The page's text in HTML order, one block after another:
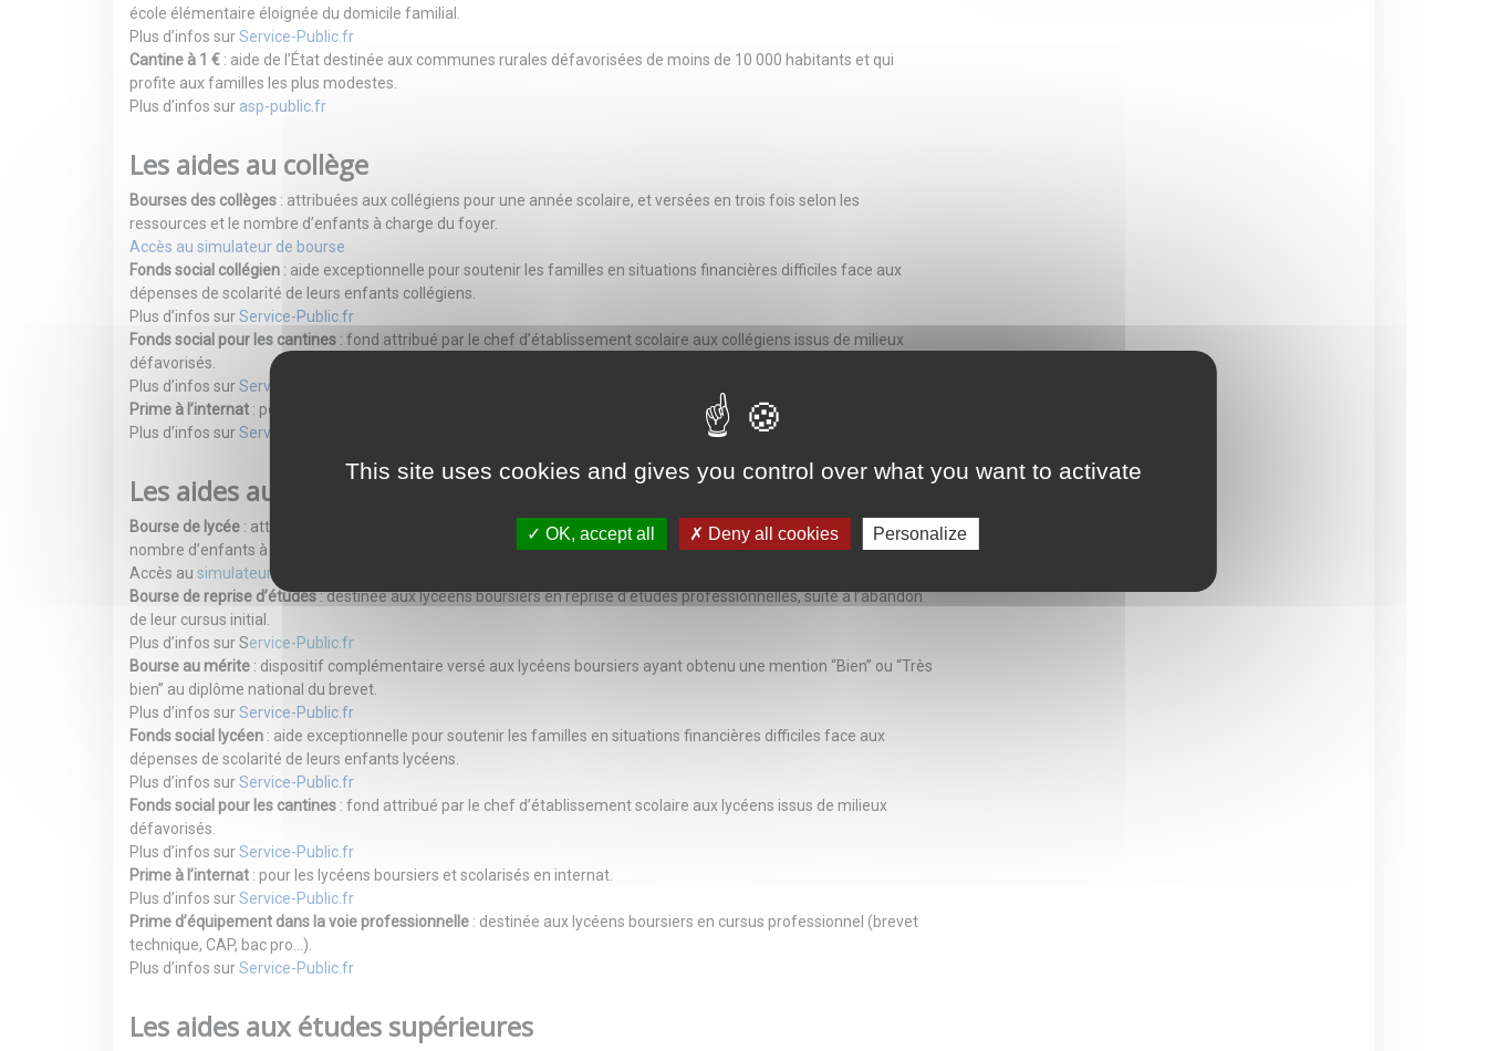
école élémentaire éloignée du domicile familial.
Plus d’infos surService-Public.fr
Cantine à 1 € : aide de l’État destinée aux communes rurales défavorisées de moins de 10 000 habitants et qui
profite aux familles les plus modestes.
Plus d’infos sur asp-public.fr
Les aides au collège
Bourses des collèges : attribuées aux collégiens pour une année scolaire, et versées en trois fois selon les
ressources et le nombre d’enfants à charge du foyer.
Accès au simulateur de bourse
Fonds social collégien : aide exceptionnelle pour soutenir les familles en situations financières difficiles face aux
dépenses de scolarité de leurs enfants collégiens.
Plus d’infos surService-Public.fr
Fonds social pour les cantines : fond attribué par le chef d’établissement scolaire aux collégiens issus de milieux
défavorisés.
Plus d’infos surService-Public.fr
Prime à l’internat : pour les collégiens boursiers et scolarisés en internat.
Plus d’infos surService-Public.fr
Les aides au lycée
Bourse de lycée : attribuée aux lycéens pour une année scolaire, et versée en trois fois selon les ressources et le
nombre d’enfants à charge du foyer.
Accès au simulateur de bourse
Bourse de reprise d’études: destinée aux lycéens boursiers en reprise d’études professionnelles, suite à l’abandon
de leur cursus initial.
Plus d’infos surService-Public.fr
Bourse au mérite : dispositif complémentaire versé aux lycéens boursiers ayant obtenu une mention “Bien” ou “Très
bien” au diplôme national du brevet.
Plus d’infos surService-Public.fr
Fonds social lycéen : aide exceptionnelle pour soutenir les familles en situations financières difficiles face aux
dépenses de scolarité de leurs enfants lycéens.
Plus d’infos surService-Public.fr
Fonds social pour les cantines : fond attribué par le chef d’établissement scolaire aux lycéens issus de milieux
défavorisés.
Plus d’infos surService-Public.fr
Prime à l’internat : pour les lycéens boursiers et scolarisés en internat.
Plus d’infos surService-Public.fr
Prime d’équipement dans la voie professionnelle : destinée aux lycéens boursiers en cursus professionnel (brevet
technique, CAP, bac pro…).
Plus d’infos surService-Public.fr
Les aides aux études supérieures
This site uses cookies and gives you control over what you want to activate
OK, accept all Deny all cookies Personalize